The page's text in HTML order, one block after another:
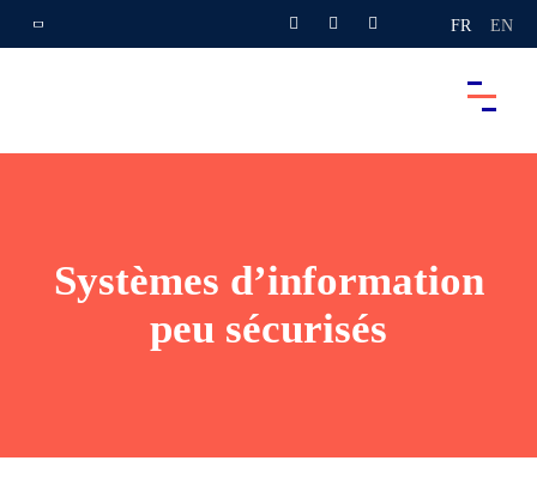
FR EN
Systèmes d’information
peu sécurisés